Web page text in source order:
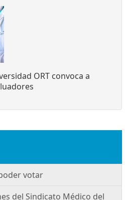
ORT convoca a
votar
del Sindicato Médico del